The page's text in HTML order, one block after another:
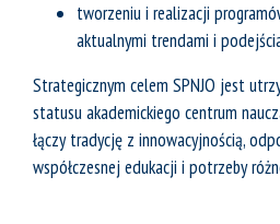
tworzeniu i realizacji
aktualnymi trendami i
Strategicznym celem SPNJO jest
statusu akademickiego centrum
łączy tradycję z innowacyjnością,
współczesnej edukacji i potrzeby